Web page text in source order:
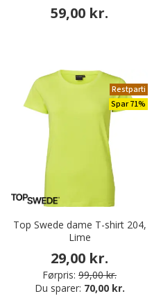
59,00 kr.
Restparti
Spar 71%
Top Swede dame T-shirt 204,
Lime
29,00 kr.
Førpris: 99,00 kr.
Du sparer: 70,00 kr.